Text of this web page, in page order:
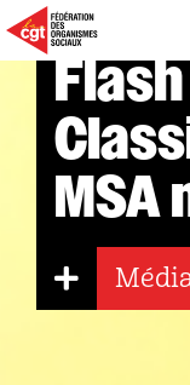
Flash Actu
MSA